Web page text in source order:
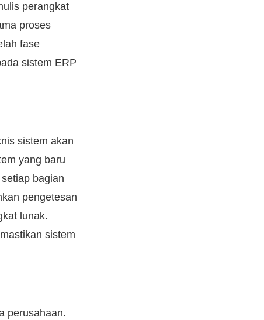
perangkat
proses
fase
sistem ERP
sistem akan
yang baru
bagian
pengetesan
lunak.
sistem
perusahaan.